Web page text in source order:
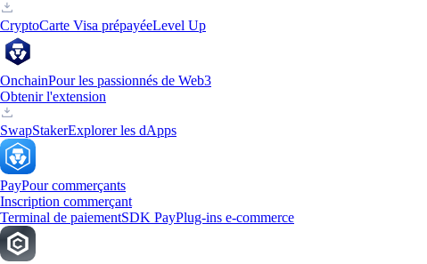
CryptoCarte Visa prépayéeLevel Up
OnchainPour les passionnés de Web3
Obtenir l'extension
SwapStakerExplorer les dApps
PayPour commerçants
Inscription commerçant
Terminal de paiementSDK PayPlug-ins e-commerce